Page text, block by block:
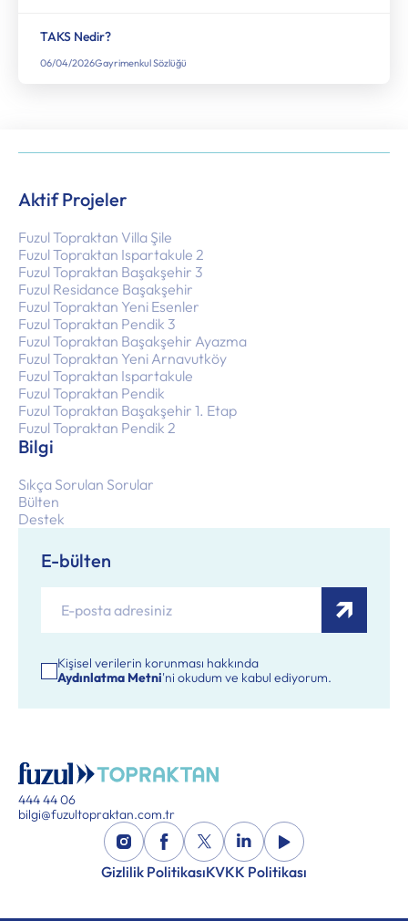
TAKS Nedir​?
06/04/2026Gayrimenkul Sözlüğü
Aktif Projeler
Fuzul Topraktan Villa Şile
Fuzul Topraktan Ispartakule 2
Fuzul Topraktan Başakşehir 3
Fuzul Residance Başakşehir
Fuzul Topraktan Yeni Esenler
Fuzul Topraktan Pendik 3
Fuzul Topraktan Başakşehir Ayazma
Fuzul Topraktan Yeni Arnavutköy
Fuzul Topraktan Ispartakule
Fuzul Topraktan Pendik
Fuzul Topraktan Başakşehir 1. Etap
Fuzul Topraktan Pendik 2
Bilgi
Sıkça Sorulan Sorular
Bülten
Destek
E-bülten
Kişisel verilerin korunması hakkında
Aydınlatma Metni'ni okudum ve kabul ediyorum.
444 44 06
bilgi@fuzultopraktan.com.tr
Gizlilik PolitikasıKVKK Politikası